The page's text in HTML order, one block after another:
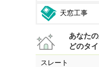
天窓工事
あなた
どのタ
スレート